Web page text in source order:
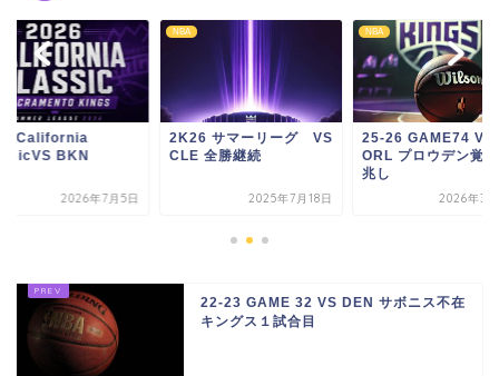
California
BKN
2026年7月5日
NBA
2K26 サマーリーグ VS
CLE 全勝継続
2025年7月18日
NBA
25-26 GAME74 VS
ORL プロウデン覚
兆し
2026年3
22-23 GAME 32 VS DEN サボニス不在
キングス１試合目